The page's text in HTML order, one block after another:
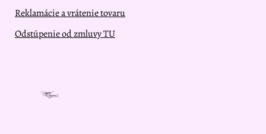
Reklamácie a vrátenie tovaru
Odstúpenie od zmluvy TU